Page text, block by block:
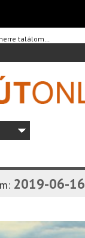
találom…
2019-06-16